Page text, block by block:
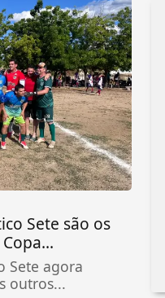
Sete são os
Sete agora
outros...